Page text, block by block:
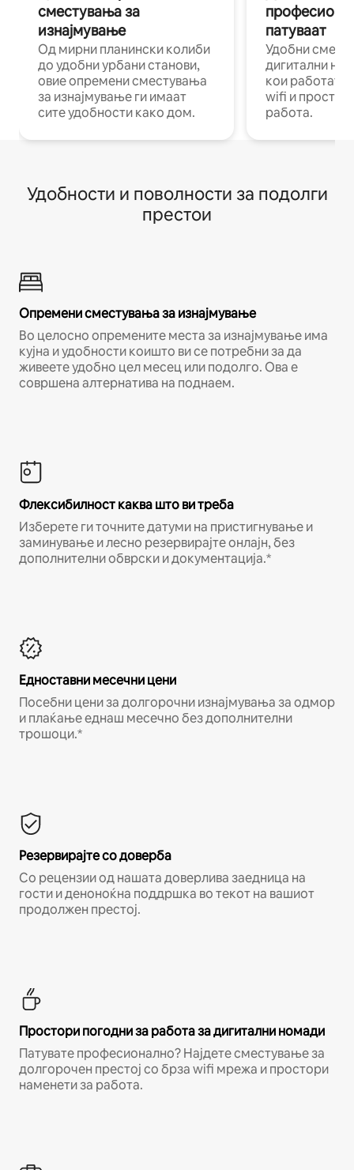
сместувања за
изнајмување
Од мирни планински колиби
до удобни урбани станови,
овие опремени сместувања
за изнајмување ги имаат
сите удобности како дом.
патуваат
Удобни
дигитални
кои работат
wifi и
работа.
Удобности и поволности за подолги
престои
Опремени сместувања за изнајмување
Во целосно опремените места за изнајмување има
кујна и удобности коишто ви се потребни за да
живеете удобно цел месец или подолго. Ова е
совршена алтернатива на поднаем.
Флексибилност каква што ви треба
Изберете ги точните датуми на пристигнување и
заминување и лесно резервирајте онлајн, без
дополнителни обврски и документација.*
Едноставни месечни цени
Посебни цени за долгорочни изнајмувања за одмор
и плаќање еднаш месечно без дополнителни
трошоци.*
Резервирајте со доверба
Со рецензии од нашата доверлива заедница на
гости и деноноќна поддршка во текот на вашиот
продолжен престој.
Простори погодни за работа за дигитални номади
Патувате професионално? Најдете сместување за
долгорочен престој со брза wifi мрежа и простори
наменети за работа.